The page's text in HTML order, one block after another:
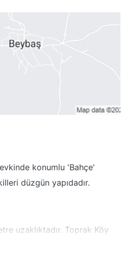
konumlu 'Bahçe'
düzgün yapıdadır.
uzaklıktadır. Toprak Köy